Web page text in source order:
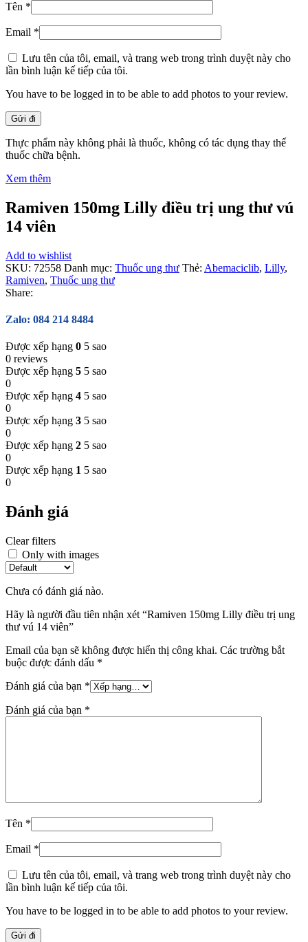
Tên *
Email *
Lưu tên của tôi, email, và trang web trong trình duyệt này cho
lần bình luận kế tiếp của tôi.
You have to be logged in to be able to add photos to your review.
Thực phẩm này không phải là thuốc, không có tác dụng thay thế
thuốc chữa bệnh.
Xem thêm
Ramiven 150mg Lilly điều trị ung thư vú
14 viên
Add to wishlist
SKU: 72558 Danh mục: Thuốc ung thư Thẻ: Abemaciclib, Lilly,
Ramiven, Thuốc ung thư
Share:
Zalo: 084 214 8484
Được xếp hạng 0 5 sao
0 reviews
Được xếp hạng 5 5 sao
0
Được xếp hạng 4 5 sao
0
Được xếp hạng 3 5 sao
0
Được xếp hạng 2 5 sao
0
Được xếp hạng 1 5 sao
0
Đánh giá
Clear filters
Only with images
Chưa có đánh giá nào.
Hãy là người đầu tiên nhận xét “Ramiven 150mg Lilly điều trị ung
thư vú 14 viên”
Email của bạn sẽ không được hiển thị công khai. Các trường bắt
buộc được đánh dấu *
Đánh giá của bạn *
Đánh giá của bạn *
Tên *
Email *
Lưu tên của tôi, email, và trang web trong trình duyệt này cho
lần bình luận kế tiếp của tôi.
You have to be logged in to be able to add photos to your review.